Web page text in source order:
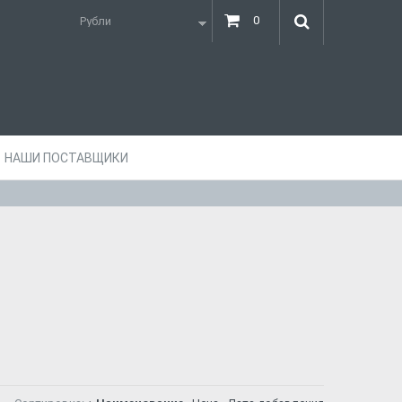
0
НАШИ ПОСТАВЩИКИ